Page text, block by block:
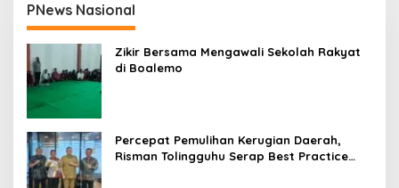
PNews Nasional
Zikir Bersama Mengawali Sekolah Rakyat
di Boalemo
Percepat Pemulihan Kerugian Daerah,
Risman Tolingguhu Serap Best Practice